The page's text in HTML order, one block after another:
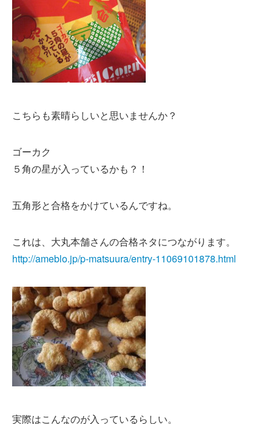
こちらも素晴らしいと思いませんか？
ゴーカク
５角の星が入っているかも？！
五角形と合格をかけているんですね。
これは、大丸本舗さんの合格ネタにつながります。
http://ameblo.jp/p-matsuura/entry-11069101878.html
実際はこんなのが入っているらしい。